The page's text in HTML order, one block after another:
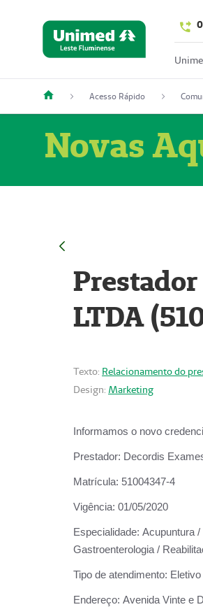
Acesso Rápido
Novas
LTDA
Texto: Relacionamento do
Design: Marketing
Informamos o novo
Prestador: Decordis
Matrícula: 51004347-4
Vigência: 01/05/2020
Especialidade: Acupuntura /
Gastroenterologia /
Tipo de atendimento: Eletivo
Endereço: Avenida Vinte e